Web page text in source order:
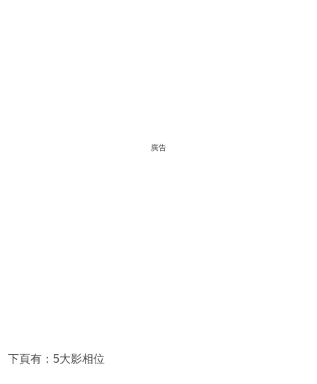
廣告
下頁有：5大影相位